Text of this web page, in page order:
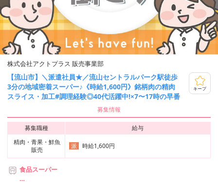
株式会社アクトプラス 販売事業部
【流山市】＼派遣社員★／流山セントラルパーク駅徒歩
3分の地域密着スーパー♪《時給1,600円》銘柄肉の精肉
スライス・加工#調理経験◎40代活躍中!×7〜17時の早番
キープ
募集情報
募集職種
給与
精肉・青果・鮮魚
販売
派 時給1,600円
食品スーパー